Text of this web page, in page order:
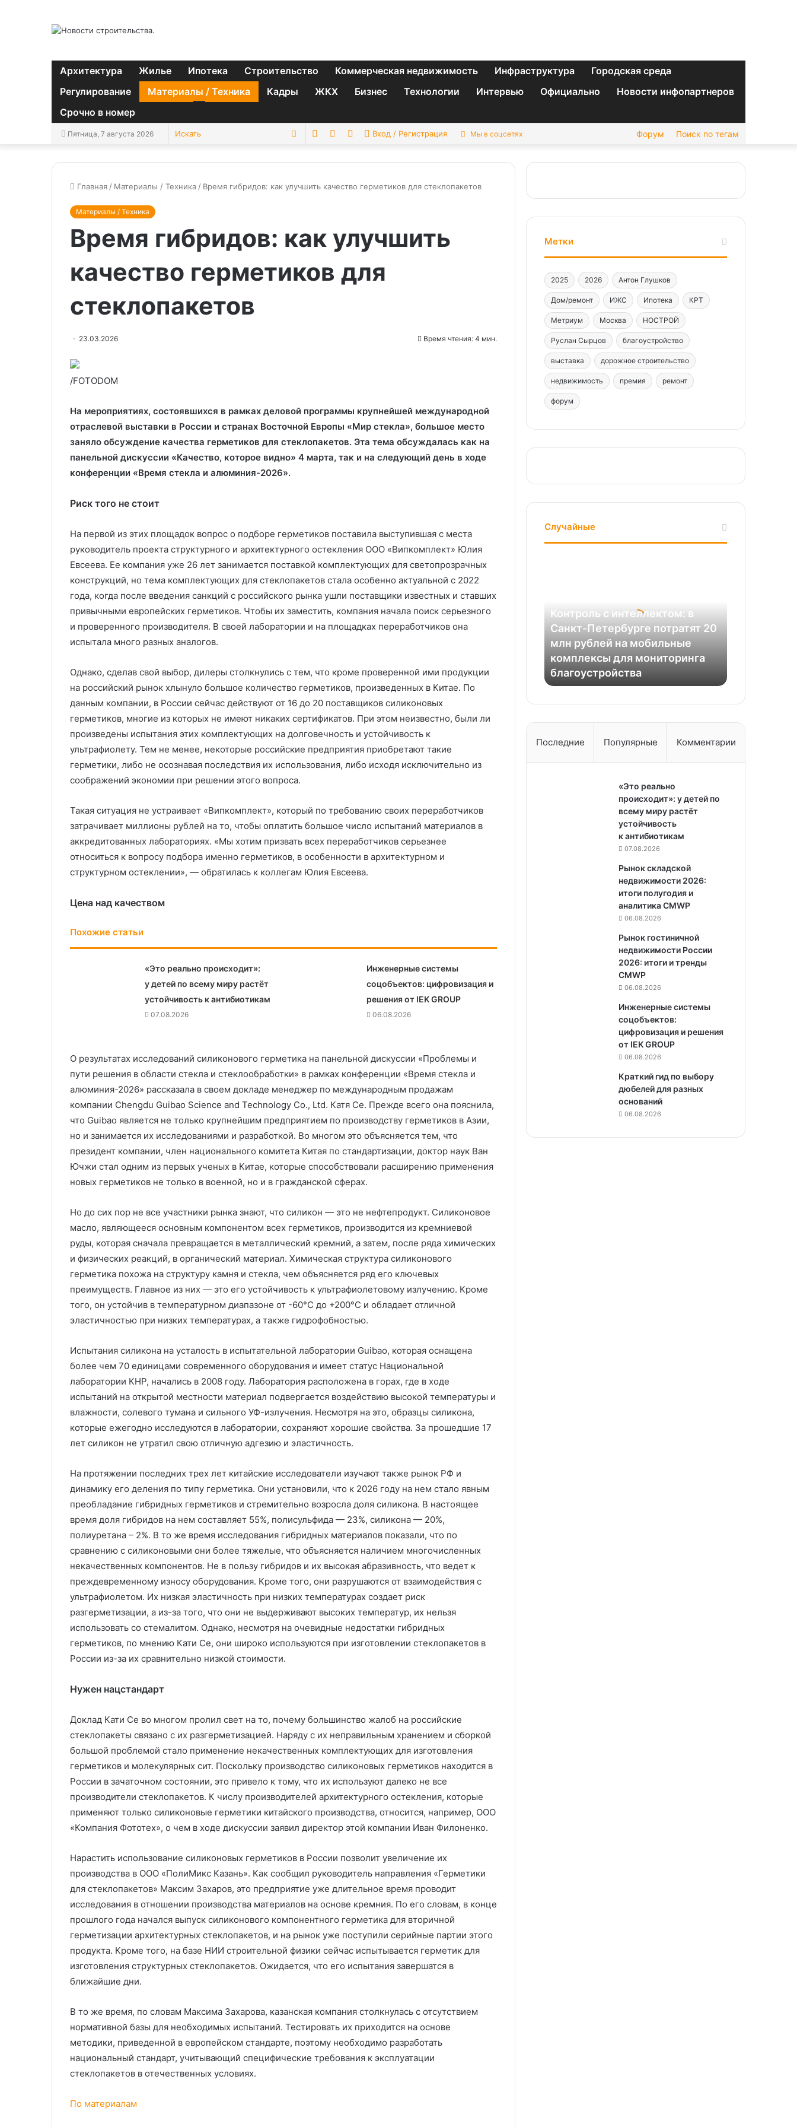
Архитектура Жилье Ипотека Строительство Коммерческая недвижимость Инфраструктура
Городская среда
Регулирование
Материалы / Техника Кадры ЖКХ Бизнес Технологии Интервью Официально
Новости инфопартнеров
Срочно в номер
Пятница, 7 августа 2026 Искать SwitchSidebarСлучайная
Вход / Регистрация Мы в соцсетях Форум Поиск по тегам
Главная / Материалы / Техника / Время гибридов: как улучшить качество герметиков для стеклопакетов
Материалы / Техника
Время гибридов: как улучшить
качество герметиков для
стеклопакетов
23.03.2026 Время чтения: 4 мин.
/FOTODOM
На мероприятиях, состоявшихся в рамках деловой программы крупнейшей международной
отраслевой выставки в России и странах Восточной Европы «Мир стекла», большое место
заняло обсуждение качества герметиков для стеклопакетов. Эта тема обсуждалась как на
панельной дискуссии «Качество, которое видно» 4 марта, так и на следующий день в ходе
конференции «Время стекла и алюминия-2026».
Риск того не стоит
На первой из этих площадок вопрос о подборе герметиков поставила выступившая с места
руководитель проекта структурного и архитектурного остекления ООО «Випкомплект» Юлия
Евсеева. Ее компания уже 26 лет занимается поставкой комплектующих для светопрозрачных
конструкций, но тема комплектующих для стеклопакетов стала особенно актуальной с 2022
года, когда после введения санкций с российского рынка ушли поставщики известных и ставших
привычными европейских герметиков. Чтобы их заместить, компания начала поиск серьезного
и проверенного производителя. В своей лаборатории и на площадках переработчиков она
испытала много разных аналогов.
Однако, сделав свой выбор, дилеры столкнулись с тем, что кроме проверенной ими продукции
на российский рынок хлынуло большое количество герметиков, произведенных в Китае. По
данным компании, в России сейчас действуют от 16 до 20 поставщиков силиконовых
герметиков, многие из которых не имеют никаких сертификатов. При этом неизвестно, были ли
произведены испытания этих комплектующих на долговечность и устойчивость к
ультрафиолету. Тем не менее, некоторые российские предприятия приобретают такие
герметики, либо не осознавая последствия их использования, либо исходя исключительно из
соображений экономии при решении этого вопроса.
Такая ситуация не устраивает «Випкомплект», который по требованию своих переработчиков
затрачивает миллионы рублей на то, чтобы оплатить большое число испытаний материалов в
аккредитованных лабораториях. «Мы хотим призвать всех переработчиков серьезнее
относиться к вопросу подбора именно герметиков, в особенности в архитектурном и
структурном остеклении», — обратилась к коллегам Юлия Евсеева.
Цена над качеством
Похожие статьи
«Это реально происходит»:
у детей по всему миру растёт
устойчивость к антибиотикам
07.08.2026
Инженерные системы
соцобъектов: цифровизация и
решения от IEK GROUP
06.08.2026
О результатах исследований силиконового герметика на панельной дискуссии «Проблемы и
пути решения в области стекла и стеклообработки» в рамках конференции «Время стекла и
алюминия-2026» рассказала в своем докладе менеджер по международным продажам
компании Chengdu Guibao Science and Technology Co., Ltd. Катя Се. Прежде всего она пояснила,
что Guibao является не только крупнейшим предприятием по производству герметиков в Азии,
но и занимается их исследованиями и разработкой. Во многом это объясняется тем, что
президент компании, член национального комитета Китая по стандартизации, доктор наук Ван
Ючжи стал одним из первых ученых в Китае, которые способствовали расширению применения
новых герметиков не только в военной, но и в гражданской сферах.
Но до сих пор не все участники рынка знают, что силикон — это не нефтепродукт. Силиконовое
масло, являющееся основным компонентом всех герметиков, производится из кремниевой
руды, которая сначала превращается в металлический кремний, а затем, после ряда химических
и физических реакций, в органический материал. Химическая структура силиконового
герметика похожа на структуру камня и стекла, чем объясняется ряд его ключевых
преимуществ. Главное из них — это его устойчивость к ультрафиолетовому излучению. Кроме
того, он устойчив в температурном диапазоне от -60°С до +200°С и обладает отличной
эластичностью при низких температурах, а также гидрофобностью.
Испытания силикона на усталость в испытательной лаборатории Guibao, которая оснащена
более чем 70 единицами современного оборудования и имеет статус Национальной
лаборатории КНР, начались в 2008 году. Лаборатория расположена в горах, где в ходе
испытаний на открытой местности материал подвергается воздействию высокой температуры и
влажности, солевого тумана и сильного УФ-излучения. Несмотря на это, образцы силикона,
которые ежегодно исследуются в лаборатории, сохраняют хорошие свойства. За прошедшие 17
лет силикон не утратил свою отличную адгезию и эластичность.
На протяжении последних трех лет китайские исследователи изучают также рынок РФ и
динамику его деления по типу герметика. Они установили, что к 2026 году на нем стало явным
преобладание гибридных герметиков и стремительно возросла доля силикона. В настоящее
время доля гибридов на нем составляет 55%, полисульфида — 23%, силикона — 20%,
полиуретана – 2%. В то же время исследования гибридных материалов показали, что по
сравнению с силиконовыми они более тяжелые, что объясняется наличием многочисленных
некачественных компонентов. Не в пользу гибридов и их высокая абразивность, что ведет к
преждевременному износу оборудования. Кроме того, они разрушаются от взаимодействия с
ультрафиолетом. Их низкая эластичность при низких температурах создает риск
разгерметизации, а из-за того, что они не выдерживают высоких температур, их нельзя
использовать со стемалитом. Однако, несмотря на очевидные недостатки гибридных
герметиков, по мнению Кати Се, они широко используются при изготовлении стеклопакетов в
России из-за их сравнительно низкой стоимости.
Нужен нацстандарт
Доклад Кати Се во многом пролил свет на то, почему большинство жалоб на российские
стеклопакеты связано с их разгерметизацией. Наряду с их неправильным хранением и сборкой
большой проблемой стало применение некачественных комплектующих для изготовления
герметиков и молекулярных сит. Поскольку производство силиконовых герметиков находится в
России в зачаточном состоянии, это привело к тому, что их используют далеко не все
производители стеклопакетов. К числу производителей архитектурного остекления, которые
применяют только силиконовые герметики китайского производства, относится, например, ООО
«Компания Фототех», о чем в ходе дискуссии заявил директор этой компании Иван Филоненко.
Нарастить использование силиконовых герметиков в России позволит увеличение их
производства в ООО «ПолиМикс Казань». Как сообщил руководитель направления «Герметики
для стеклопакетов» Максим Захаров, это предприятие уже длительное время проводит
исследования в отношении производства материалов на основе кремния. По его словам, в конце
прошлого года начался выпуск силиконового компонентного герметика для вторичной
герметизации архитектурных стеклопакетов, и на рынок уже поступили серийные партии этого
продукта. Кроме того, на базе НИИ строительной физики сейчас испытывается герметик для
изготовления структурных стеклопакетов. Ожидается, что его испытания завершатся в
ближайшие дни.
В то же время, по словам Максима Захарова, казанская компания столкнулась с отсутствием
нормативной базы для необходимых испытаний. Тестировать их приходится на основе
методики, приведенной в европейском стандарте, поэтому необходимо разработать
национальный стандарт, учитывающий специфические требования к эксплуатации
стеклопакетов в отечественных условиях.
По материалам
Метки
2025 2026 Антон Глушков
Дом/ремонт ИЖС Ипотека КРТ
Метриум Москва НОСТРОЙ
Руслан Сырцов благоустройство
выставка дорожное строительство
недвижимость премия ремонт
форум
Случайные
Санкт-
Петербурге
20
млн
рублей
на
для
благоустройства
Контроль с интеллектом: в
Санкт-Петербурге потратят 20
млн рублей на мобильные
комплексы для мониторинга
благоустройства
Последние Популярные Комментарии
«Это реально
происходит»: у детей по
всему миру растёт
устойчивость
к антибиотикам
07.08.2026
Рынок складской
недвижимости 2026:
итоги полугодия и
аналитика CMWP
06.08.2026
Рынок гостиничной
недвижимости России
2026: итоги и тренды
CMWP
06.08.2026
Инженерные системы
соцобъектов:
цифровизация и решения
от IEK GROUP
06.08.2026
Краткий гид по выбору
дюбелей для разных
оснований
06.08.2026